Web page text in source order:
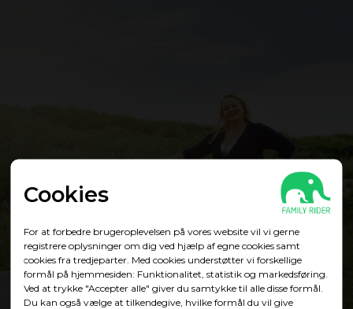
Cookies
For at forbedre brugeroplevelsen på vores website vil vi gerne
registrere oplysninger om dig ved hjælp af egne cookies samt
cookies fra tredjeparter. Med cookies understøtter vi forskellige
formål på hjemmesiden: Funktionalitet, statistik og markedsføring.
Ved at trykke "Accepter alle" giver du samtykke til alle disse formål.
Du kan også vælge at tilkendegive, hvilke formål du vil give